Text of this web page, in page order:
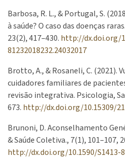
Barbosa, R. L., & Portugal, S.
à saúde? O caso das doenças
23(2), 417–430. http://dx.doi.org/
81232018232.24032017
Brotto, A., & Rosaneli, C. (2021).
cuidadores familiares de
revisão integrativa. Psicologia,
673. http://dx.doi.org/10.15309/
Brunoni, D. Aconselhamento
& Saúde Coletiva., 7(1), 101–107,
http://dx.doi.org/10.1590/S1413-